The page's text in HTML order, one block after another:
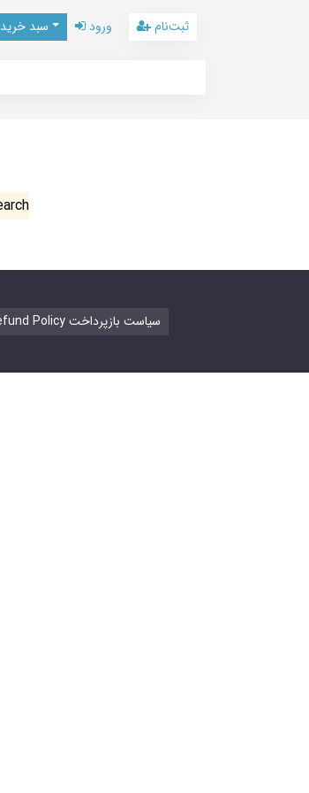
سبد خرید ورود ثبت‌نام
Refund Policy سیاست بازپرداخت